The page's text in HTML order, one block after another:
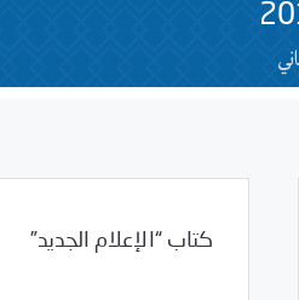
كتاب “الإعلام الجديد”